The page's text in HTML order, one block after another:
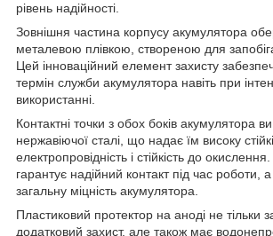
рівень надійності.
Зовнішня частина корпусу акумулятора
металевою плівкою, створеною для
Цей інноваційний елемент захисту
термін служби акумулятора навіть при
використанні.
Контактні точки з обох боків акумулятора
нержавіючої сталі, що надає їм високу
електропровідність і стійкість до
гарантує надійний контакт під час роботи,
загальну міцність акумулятора.
Пластиковий протектор на аноді не тільки
додатковий захист, але також має